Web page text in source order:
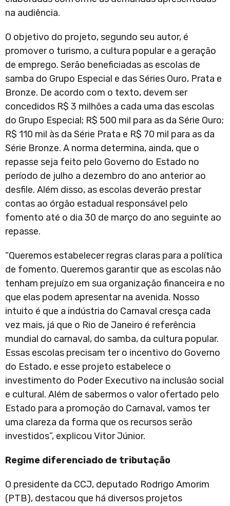
na audiência.
O objetivo do projeto, segundo seu autor, é
promover o turismo, a cultura popular e a geração
de emprego. Serão beneficiadas as escolas de
samba do Grupo Especial e das Séries Ouro, Prata e
Bronze. De acordo com o texto, devem ser
concedidos R$ 3 milhões a cada uma das escolas
do Grupo Especial; R$ 500 mil para as da Série Ouro;
R$ 110 mil às da Série Prata e R$ 70 mil para as da
Série Bronze. A norma determina, ainda, que o
repasse seja feito pelo Governo do Estado no
período de julho a dezembro do ano anterior ao
desfile. Além disso, as escolas deverão prestar
contas ao órgão estadual responsável pelo
fomento até o dia 30 de março do ano seguinte ao
repasse.
“Queremos estabelecer regras claras para a política
de fomento. Queremos garantir que as escolas não
tenham prejuízo em sua organização financeira e no
que elas podem apresentar na avenida. Nosso
intuito é que a indústria do Carnaval cresça cada
vez mais, já que o Rio de Janeiro é referência
mundial do carnaval, do samba, da cultura popular.
Essas escolas precisam ter o incentivo do Governo
do Estado, e esse projeto estabelece o
investimento do Poder Executivo na inclusão social
e cultural. Além de sabermos o valor ofertado pelo
Estado para a promoção do Carnaval, vamos ter
uma clareza da forma que os recursos serão
investidos”, explicou Vitor Júnior.
Regime diferenciado de tributação
O presidente da CCJ, deputado Rodrigo Amorim
(PTB), destacou que há diversos projetos